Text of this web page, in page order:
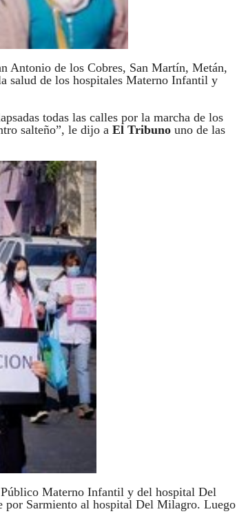
Antonio de los Cobres, San Martín, Metán,
salud de los hospitales Materno Infantil y
todas las calles por la marcha de los
salteño”, le dijo a El Tribuno uno de las
Público Materno Infantil y del hospital Del
Sarmiento al hospital Del Milagro. Luego